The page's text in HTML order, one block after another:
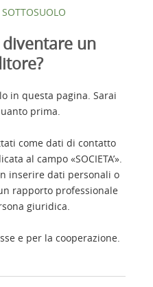
SOTTOSUOLO
un
in questa pagina. Sarai
prima.
come dati di contatto
al campo «SOCIETA’».
inserire dati personali o
rapporto professionale
giuridica.
e per la cooperazione.